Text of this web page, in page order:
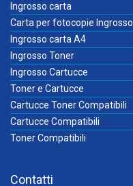
Ingrosso carta
Carta per fotocopie Ingrosso
Ingrosso carta A4
Ingrosso Toner
Ingrosso Cartucce
Toner e Cartucce
Cartucce Toner Compatibili
Cartucce Compatibili
Toner Compatibili
Contatti